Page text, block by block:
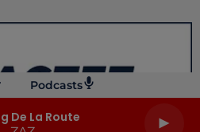
Podcasts
De La Route